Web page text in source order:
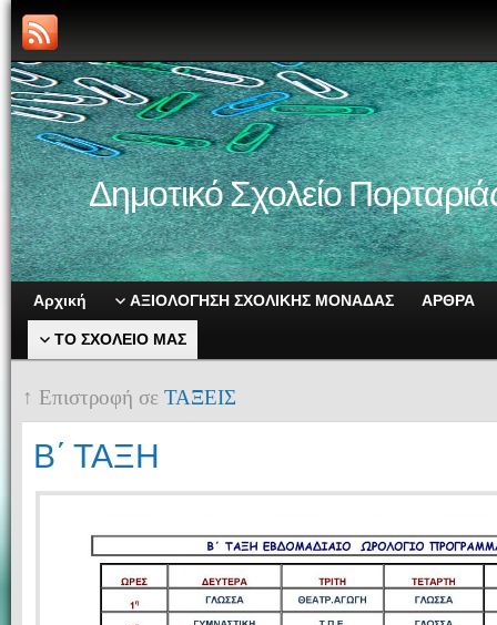
Δημοτικό Σχολείο
Αρχική ΑΞΙΟΛΟΓΗΣΗ ΣΧΟΛΙΚΗΣ ΜΟΝΑΔΑΣ ΑΡΘΡΑ
ΤΟ ΣΧΟΛΕΙΟ ΜΑΣ
↑ Επιστροφή σε ΤΑΞΕΙΣ
Β΄ ΤΑΞΗ